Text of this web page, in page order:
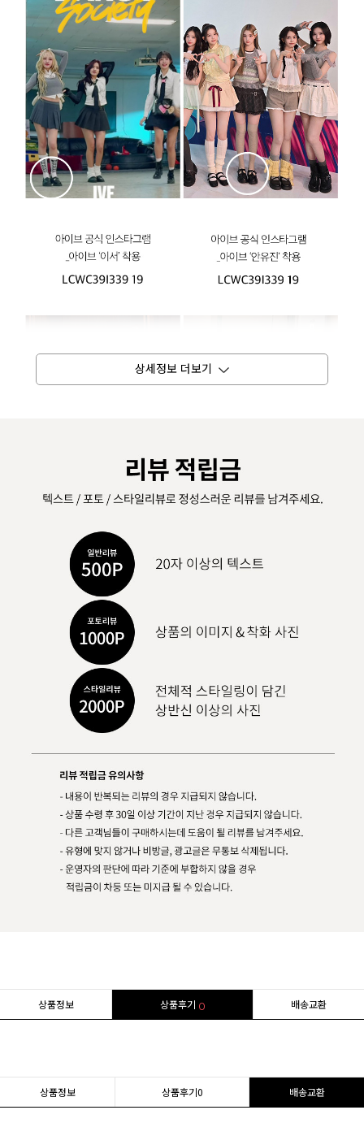
상품정보 상품후기 0 배송교환
상품정보 상품후기0 배송교환